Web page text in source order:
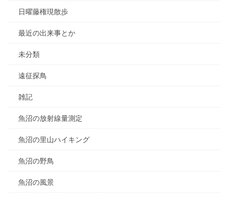
日曜藤権現散歩
最近の出来事とか
未分類
遠征探鳥
雑記
魚沼の放射線量測定
魚沼の里山ハイキング
魚沼の野鳥
魚沼の風景